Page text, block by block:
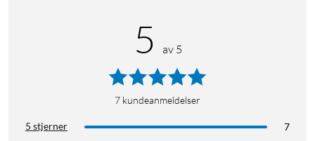
5 av 5
7 kundeanmeldelser
5 stjerner
7